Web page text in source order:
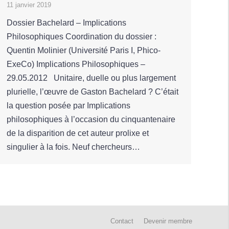
11 janvier 2019
Dossier Bachelard – Implications
Philosophiques Coordination du dossier :
Quentin Molinier (Université Paris I, Phico-
ExeCo) Implications Philosophiques –
29.05.2012 Unitaire, duelle ou plus largement
plurielle, l’œuvre de Gaston Bachelard ? C’était
la question posée par Implications
philosophiques à l’occasion du cinquantenaire
de la disparition de cet auteur prolixe et
singulier à la fois. Neuf chercheurs…
Contact Devenir membre